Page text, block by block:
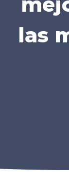
las